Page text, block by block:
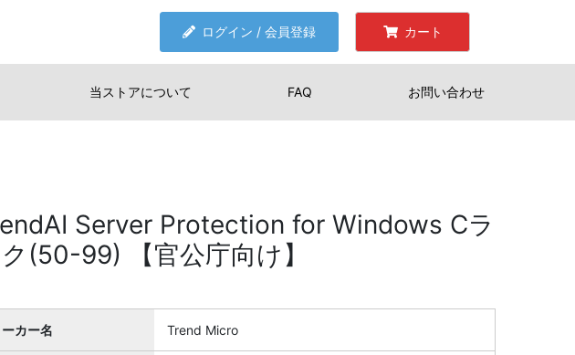
ログイン / 会員登録 カート
当ストアについて FAQ お問い合わせ
Server Protection for Windows Cラ
(50-99) 【官公庁向け】
ーカー名 Trend Micro